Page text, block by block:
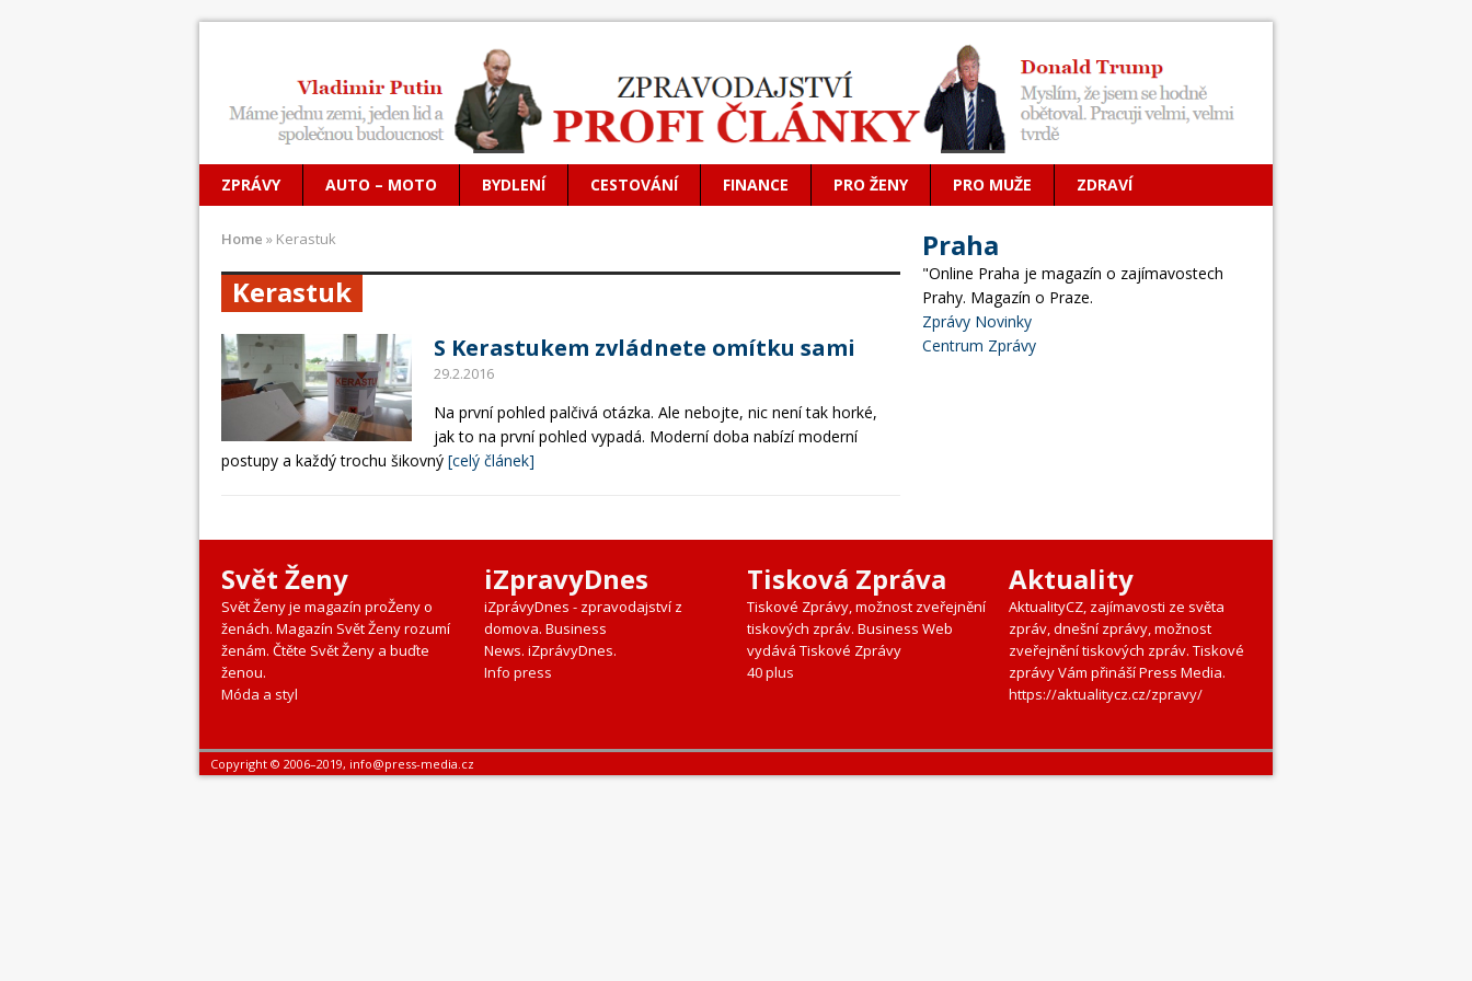
ZPRÁVY AUTO – MOTO BYDLENÍ CESTOVÁNÍ FINANCE PRO ŽENY PRO MUŽE ZDRAVÍ
Home » Kerastuk
Kerastuk
S Kerastukem zvládnete omítku sami
29.2.2016
Na první pohled palčivá otázka. Ale nebojte, nic není tak horké,
jak to na první pohled vypadá. Moderní doba nabízí moderní
postupy a každý trochu šikovný [celý článek]
Praha
"Online Praha je magazín o zajímavostech
Prahy. Magazín o Praze.
Zprávy Novinky
Centrum Zprávy
Svět Ženy
Svět Ženy je magazín proŽeny o
ženách. Magazín Svět Ženy rozumí
ženám. Čtěte Svět Ženy a buďte
ženou.
Móda a styl
iZpravyDnes
iZprávyDnes - zpravodajství z
domova. Business
News. iZprávyDnes.
Info press
Tisková Zpráva
Tiskové Zprávy, možnost zveřejnění
tiskových zpráv. Business Web
vydává Tiskové Zprávy
40 plus
Aktuality
AktualityCZ, zajímavosti ze světa
zpráv, dnešní zprávy, možnost
zveřejnění tiskových zpráv. Tiskové
zprávy Vám přináší Press Media.
https://aktualitycz.cz/zpravy/
Copyright © 2006–2019, info@press-media.cz